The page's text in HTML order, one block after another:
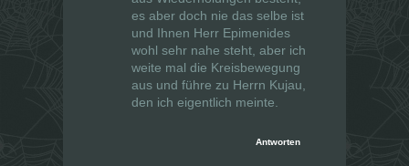
es aber doch nie das selbe ist
und Ihnen Herr Epimenides
wohl sehr nahe steht, aber ich
weite mal die Kreisbewegung
aus und führe zu Herrn Kujau,
den ich eigentlich meinte.
Antworten